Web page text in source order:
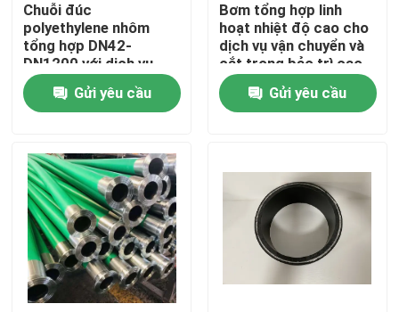
Nhà
Sản phẩm
Hướng dẫn VR
Về chúng tôi
Tham quan nhà máy
Chuỗi đúc
polyethylene nhôm
tổng hợp DN42-
DN1200 với dịch vụ
chế biến
Gửi yêu cầu
Bơm tổng hợp linh
hoạt nhiệt độ cao cho
dịch vụ vận chuyển và
cắt trong bảo trì cao
Gửi yêu cầu